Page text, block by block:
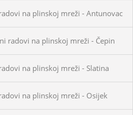
na plinskoj mreži - Antunovac
radovi na plinskoj mreži - Čepin
na plinskoj mreži - Slatina
na plinskoj mreži - Osijek